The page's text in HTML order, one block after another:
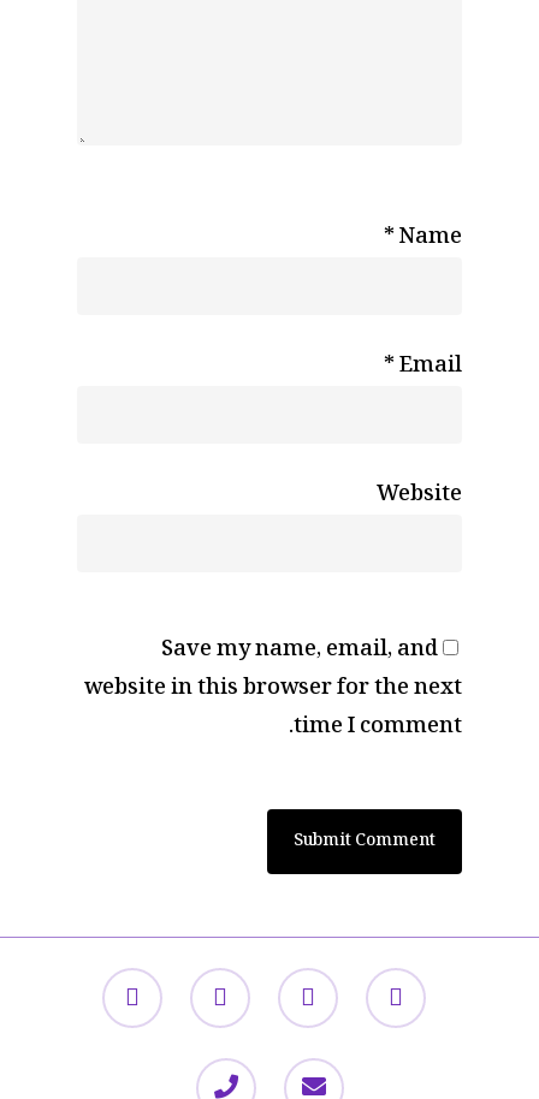
Name
*
Email
*
Website
Save my name, email, and
website in this browser for the next
time I comment.